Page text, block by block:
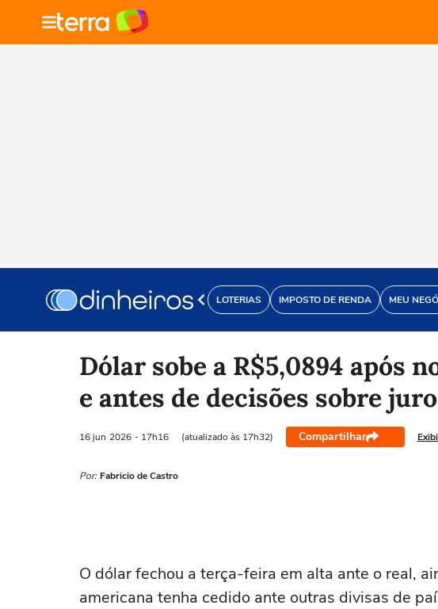
LOTERIAS IMPOSTO DE RENDA MEU
Dólar sobe a R$5,0894 após
e antes de decisões sobre
16 jun 2026 - 17h16 (atualizado às 17h32) Compartilhar
Por: Fabricio de Castro
O dólar fechou a terça-feira em ‌alta ante o real,
americana tenha cedido ante outras divisas de